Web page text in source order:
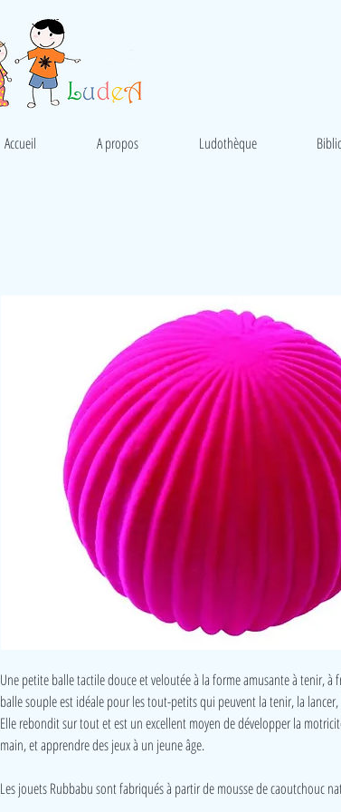
Accueil A propos Ludothèque
Une petite balle tactile douce et veloutée à la forme amusante à tenir, à
balle souple est idéale pour les tout-petits qui peuvent la tenir, la
Elle rebondit sur tout et est un excellent moyen de développer la
main, et apprendre des jeux à un jeune âge.
Les jouets Rubbabu sont fabriqués à partir de mousse de caoutchouc